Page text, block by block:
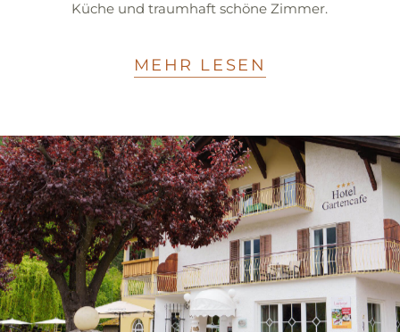
Küche und traumhaft schöne Zimmer.
MEHR LESEN